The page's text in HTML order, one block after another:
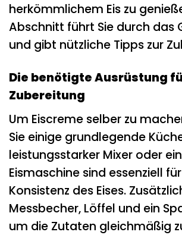
herkömmlichem Eis zu
Abschnitt führt Sie durch das
und gibt nützliche Tipps zur
Die benötigte Ausrüstung
Zubereitung
Um Eiscreme selber zu
Sie einige grundlegende
leistungsstarker Mixer oder
Eismaschine sind essenziell
Konsistenz des Eises.
Messbecher, Löffel und ein
um die Zutaten gleichmäßig